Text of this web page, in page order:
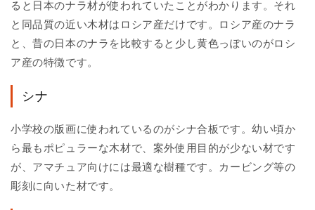
ると日本のナラ材が使われていたことがわかります。それ
と同品質の近い木材はロシア産だけです。ロシア産のナラ
と、昔の日本のナラを比較すると少し黄色っぽいのがロシ
ア産の特徴です。
シナ
小学校の版画に使われているのがシナ合板です。幼い頃か
ら最もポピュラーな木材で、案外使用目的が少ない材です
が、アマチュア向けには最適な樹種です。カービング等の
彫刻に向いた材です。